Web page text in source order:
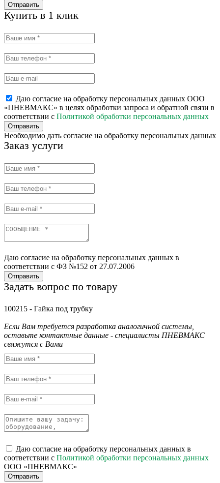
Отправить
Купить в 1 клик
Даю согласие на обработку персональных данных ООО
«ПНЕВМАКС» в целях обработки запроса и обратной связи в
соответствии с Политикой обработки персональных данных
Отправить
Необходимо дать согласие на обработку персональных данных
Заказ услуги
Даю согласие на обработку персональных данных в
соответствии с ФЗ №152 от 27.07.2006
Отправить
Задать вопрос по товару
100215 - Гайка под трубку
Если Вам требуется разработка аналогичной системы,
оставьте контактные данные - специалисты ПНЕВМАКС
свяжутся с Вами
Даю согласие на обработку персональных данных в
соответствии с Политикой обработки персональных данных
ООО «ПНЕВМАКС»
Отправить